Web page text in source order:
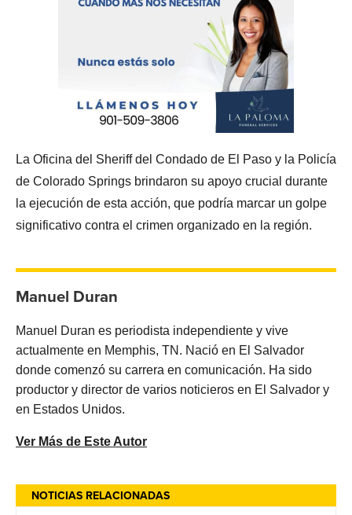
NOTICIAS RELACIONADAS
La Oficina del Sheriff del Condado de El Paso y la Policía
de Colorado Springs brindaron su apoyo crucial durante
la ejecución de esta acción, que podría marcar un golpe
significativo contra el crimen organizado en la región.
Manuel Duran
Manuel Duran es periodista independiente y vive
actualmente en Memphis, TN. Nació en El Salvador
donde comenzó su carrera en comunicación. Ha sido
productor y director de varios noticieros en El Salvador y
en Estados Unidos.
Ver Más de Este Autor